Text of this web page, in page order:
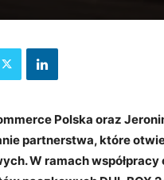
Polska oraz
partnerstwa, które
W ramach